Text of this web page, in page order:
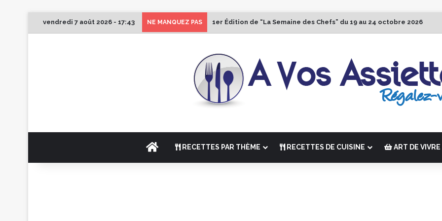
vendredi 7 août 2026 - 17:43 NE MANQUEZ PAS 1er Édition de “La Semaine des Chefs” du 19 au 24 octobre 2026
ACCUEILRECETTES PAR THÈME RECETTES DE CUISINE ART DE VIVRE